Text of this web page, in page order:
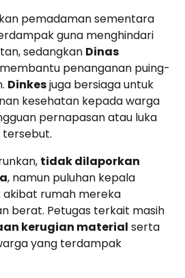
pemadaman sementara
guna menghindari
sedangkan Dinas
membantu penanganan puing-
Dinkesjuga bersiaga untuk
kesehatan kepada warga
pernapasan atau luka
tersebut.
tidak dilaporkan
, namun puluhan kepala
rumah mereka
berat. Petugas terkait masih
kerugian material serta
yang terdampak